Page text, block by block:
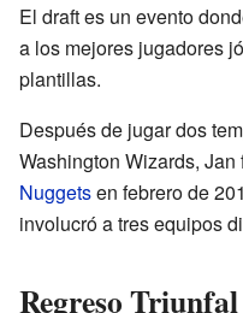
El draft es un evento
a los mejores jugadores
plantillas.
Después de jugar dos
Washington Wizards,
Nuggetsen febrero de
involucró a tres equipos
Regreso